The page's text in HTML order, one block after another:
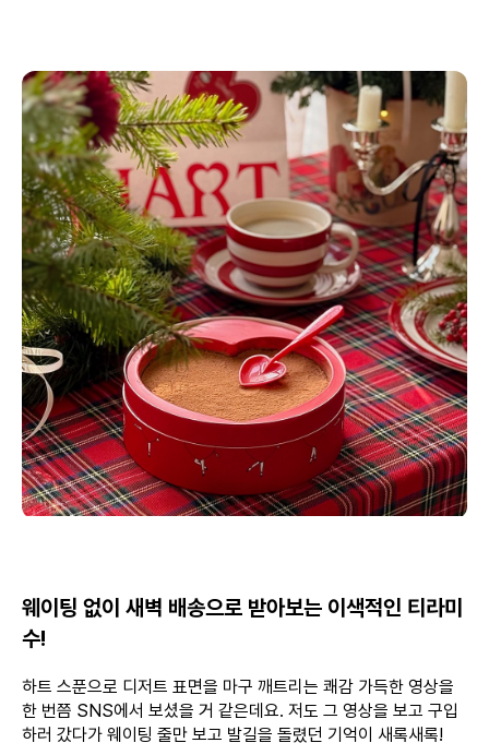
웨이팅 없이 새벽 배송으로 받아보는 이색적인 티라미
수!
하트 스푼으로 디저트 표면을 마구 깨트리는 쾌감 가득한 영상을
한 번쯤 SNS에서 보셨을 거 같은데요. 저도 그 영상을 보고 구입
하러 갔다가 웨이팅 줄만 보고 발길을 돌렸던 기억이 새록새록!